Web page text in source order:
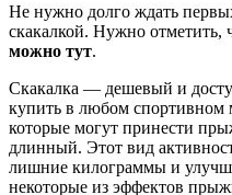
Не нужно долго ждать
скакалкой. Нужно отметить,
можно тут.
Скакалка — дешевый и
купить в любом спортивном
которые могут принести
длинный. Этот вид
лишние килограммы и
некоторые из эффектов